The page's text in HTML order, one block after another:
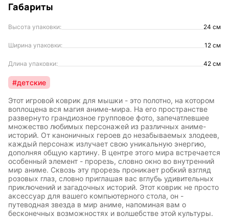
Габариты
Высота упаковки: 24 см
Ширина упаковки: 12 см
Длина упаковки: 42 см
#детские
Этот игровой коврик для мышки - это полотно, на котором
воплощена вся магия аниме-мира. На его пространстве
развернуто грандиозное групповое фото, запечатлевшее
множество любимых персонажей из различных аниме-
историй. От каноничных героев до незабываемых злодеев,
каждый персонаж излучает свою уникальную энергию,
дополняя общую картину. В центре этого мира встречается
особенный элемент - прорезь, словно окно во внутренний
мир аниме. Сквозь эту прорезь проникает робкий взгляд
розовых глаз, словно приглашая вас вглубь удивительных
приключений и загадочных историй. Этот коврик не просто
аксессуар для вашего компьютерного стола, он -
путеводная звезда в мир аниме, напоминая вам о
бесконечных возможностях и волшебстве этой культуры.